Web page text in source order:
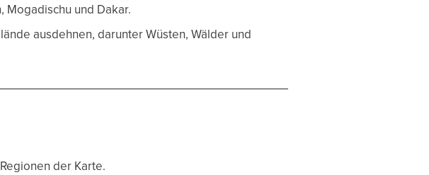
Mogadischu und Dakar.
ausdehnen, darunter Wüsten, Wälder und
der Karte.